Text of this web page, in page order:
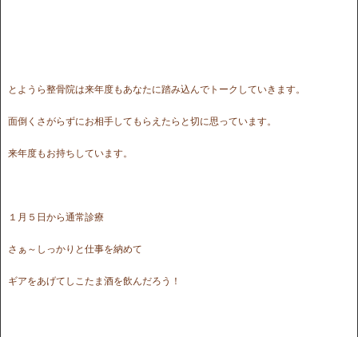
とようら整骨院は来年度もあなたに踏み込んでトークしていきます。
面倒くさがらずにお相手してもらえたらと切に思っています。
来年度もお持ちしています。
１月５日から通常診療
さぁ～しっかりと仕事を納めて
ギアをあげてしこたま酒を飲んだろう！